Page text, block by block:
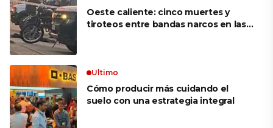
Oeste caliente: cinco muertes y
tiroteos entre bandas narcos en las
Ultimo
Cómo producir más cuidando el
suelo con una estrategia integral